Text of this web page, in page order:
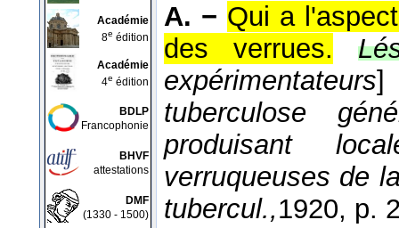
Académie
8e édition
Académie
4e édition
BDLP
Francophonie
BHVF
attestations
DMF
(1330 - 1500)
A. − Qui a
des verrues.
expérimentateurs
tuberculose
produisant
verruqueuses de
tubercul.,1920, p.